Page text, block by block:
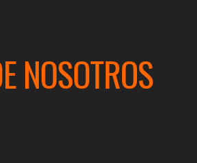
NOSOTROS